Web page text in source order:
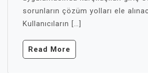
sorunların çözüm yolları ele
Kullanıcıların […]
Read More